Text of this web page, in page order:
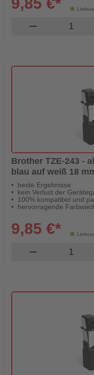
remove
Brother TZE-243 -
blau auf weiß 18
beste Ergebnisse
kein Verlust der
100% kompatibel und
hervorragende
9,85 €*
remove